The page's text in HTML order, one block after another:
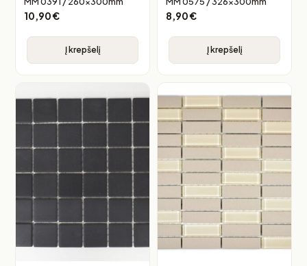
10,90€
Į krepšelį
8,90€
Į krepšelį